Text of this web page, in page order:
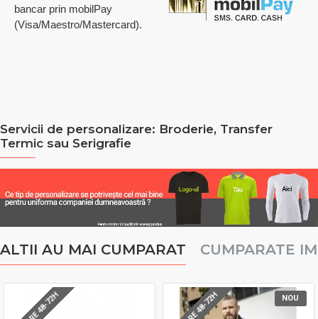
bancar prin mobilPay
(Visa/Maestro/Mastercard).
Servicii de personalizare: Broderie, Transfer
Termic sau Serigrafie
ALTII AU MAI CUMPARAT CUMPARATE
NOU